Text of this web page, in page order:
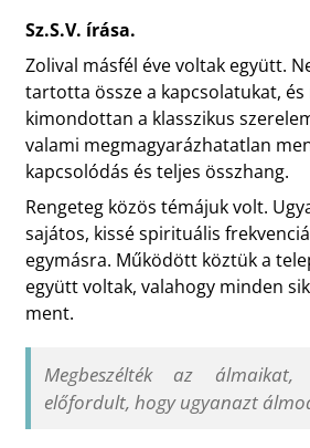
Sz.S.V. írása.
Zolival másfél éve voltak együtt.
tartotta össze a kapcsolatukat, és
kimondottan a klasszikus
valami megmagyarázhatatlan
kapcsolódás és teljes összhang.
Rengeteg közös témájuk volt.
sajátos, kissé spirituális
egymásra. Működött köztük a
együtt voltak, valahogy minden
ment.
Megbeszélték az
előfordult, hogy ugyanazt